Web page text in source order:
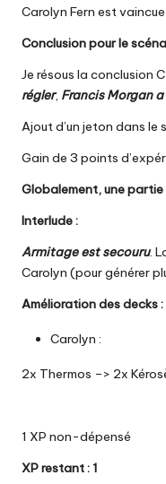
Carolyn Fern est
Conclusion pour le
Je résous la conclusion
régler, Francis Morgan
Ajout d’un jeton dans
Gain de 3 points
Globalement, une
Interlude :
Armitage est secouru.
Carolyn (pour générer
Amélioration des decks :
Carolyn :
2x Thermos –> 2x
1 XP non-dépensé
XP restant : 1